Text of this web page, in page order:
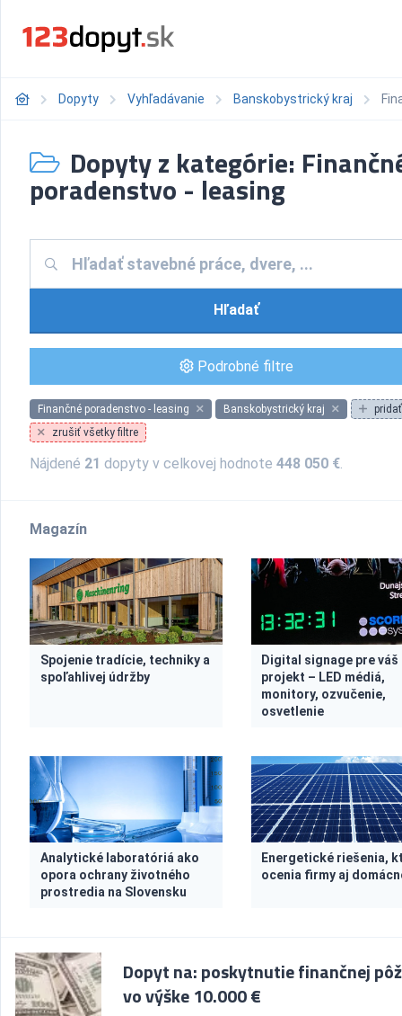
Dopyty Vyhľadávanie Banskobystrický kraj
Dopyty z kategórie:
poradenstvo - leasing
Hľadať
Podrobné filtre
Finančné poradenstvo - leasing Banskobystrický kraj
pridať
zrušiť všetky filtre
Nájdené 21 dopyty v celkovej hodnote 448 050 €.
Magazín
Spojenie tradície, techniky a
spoľahlivej údržby
Digital signage pre váš
projekt – LED médiá,
monitory, ozvučenie,
osvetlenie
Analytické laboratóriá ako
opora ochrany životného
prostredia na Slovensku
Energetické riešenia,
ocenia firmy aj
Dopyt na: poskytnutie finančnej
vo výške 10.000 €